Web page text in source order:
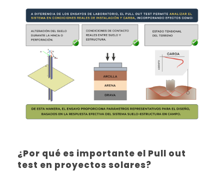
¿Por qué es importante el Pull out
test en proyectos solares?